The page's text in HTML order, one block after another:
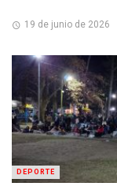
19 de junio de 2026
DEPORTE